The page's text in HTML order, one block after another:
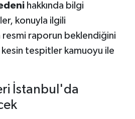
hakkında bilgi
konuyla ilgili
resmi raporun beklendiğini
tespitler kamuoyu ile
İstanbul'da